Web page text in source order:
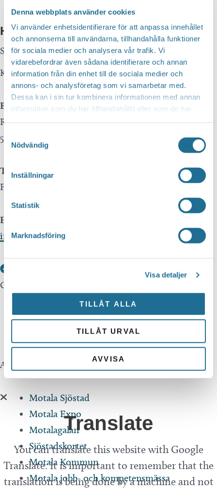
Denna webbplats använder cookies
Vi använder enhetsidentifierare för att anpassa innehållet
och annonserna till användarna, tillhandahålla funktioner
för sociala medier och analysera vår trafik. Vi
vidarebefordrar även sådana identifierare och annan
information från din enhet till de sociala medier och
annons- och analysföretag som vi samarbetar med.
Dessa kan i sin tur kombinera informationen med annan
information som du har tillhandahållit eller som de har
Nödvändig
Inställningar
Statistik
Marknadsföring
Visa detaljer
TILLÅT ALLA
TILLÅT URVAL
AVVISA
Hittar du inte vad du söker?
Sök här... SEARCH
Kontakta oss
Besöksadress
Repslagaregatan 13C
591 30 Motala
Telefon
Företagsservice 0141-10 12 00
E-post
info@tillvaxtmotala.se
Om webbplatsen
Integritetspolicy
Tillgänglighetsredogörelse
Andra webbplatser
Motala Sjöstad
Motala Expo
Motalagalan
Sjöstadskortet
Motala Kommun
Motala jobb- och kompetensmässa
Translate
You can translate this website with Google
Translate. It is important to remember that the
translation is being done by a machine and not